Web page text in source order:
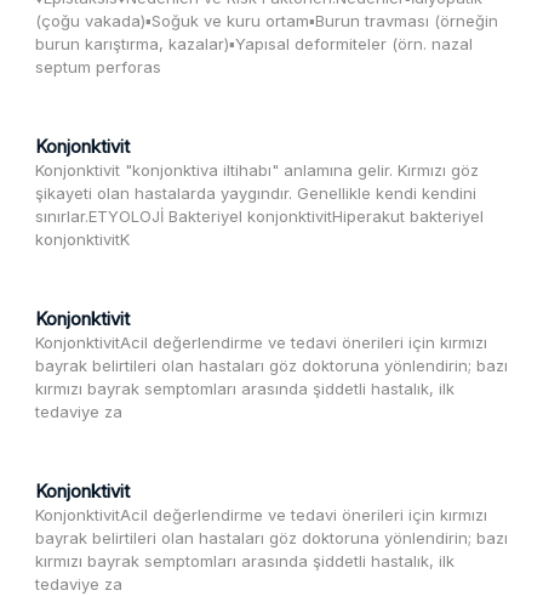
Travma Acilleri
Üriner Sistem Acilleri
(çoğu vakada)▪️Soğuk ve kuru ortam▪️Burun travması (örneğin
burun karıştırma, kazalar)▪️Yapısal deformiteler (örn. nazal
septum perforas
Konjonktivit
Konjonktivit "konjonktiva iltihabı" anlamına gelir. Kırmızı göz
şikayeti olan hastalarda yaygındır. Genellikle kendi kendini
sınırlar.ETYOLOJİ Bakteriyel konjonktivitHiperakut bakteriyel
konjonktivitK
Konjonktivit
KonjonktivitAcil değerlendirme ve tedavi önerileri için kırmızı
bayrak belirtileri olan hastaları göz doktoruna yönlendirin; bazı
kırmızı bayrak semptomları arasında şiddetli hastalık, ilk
tedaviye za
Konjonktivit
KonjonktivitAcil değerlendirme ve tedavi önerileri için kırmızı
bayrak belirtileri olan hastaları göz doktoruna yönlendirin; bazı
kırmızı bayrak semptomları arasında şiddetli hastalık, ilk
tedaviye za